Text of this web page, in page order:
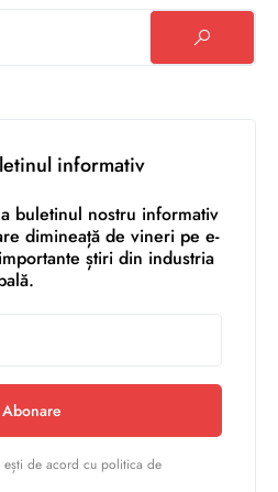
informativ
buletinul nostru informativ
dimineață de vineri pe e-
știri din industria
Abonare
ești de acord cu politica de